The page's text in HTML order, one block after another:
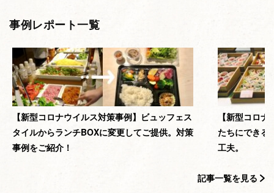
事例レポート一覧
【新型コロナウイルス対策事例】ビュッフェス
タイルからランチBOXに変更してご提供。対策
事例をご紹介！
【新型コロ
たちにできる
工夫。
記事一覧を見る